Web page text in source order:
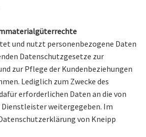
und nutzt personenbezogene Daten
Datenschutzgesetze zur
zur Pflege der Kundenbeziehungen
Lediglich zum Zwecke des
erforderlichen Daten an die von
weitergegeben. Im
von Kneipp